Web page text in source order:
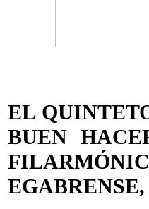
EL
BUEN
EGABRENSE,